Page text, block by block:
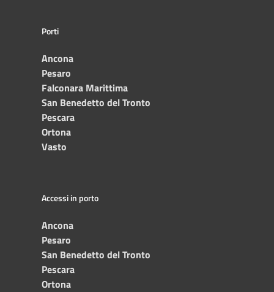
Porti
Ancona
Pesaro
Falconara Marittima
San Benedetto del Tronto
Pescara
Ortona
Vasto
Accessi in porto
Ancona
Pesaro
San Benedetto del Tronto
Pescara
Ortona